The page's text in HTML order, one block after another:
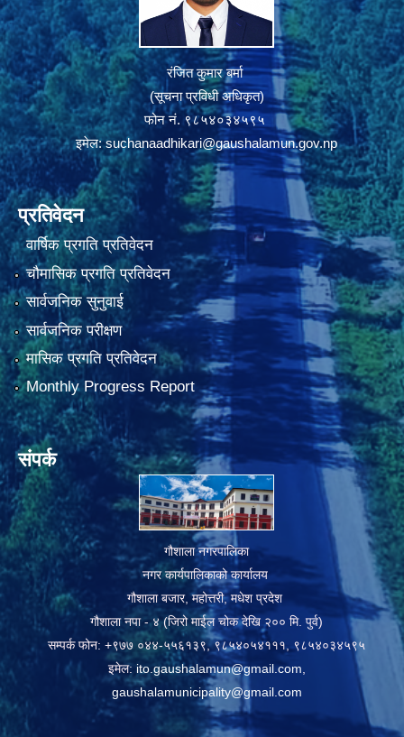
रंजित कुमार बर्मा
(सूचना प्रविधी अधिकृत)
फोन नं. ९८५४०३४५९५
इमेल:suchanaadhikari@gaushalamun.gov.np
प्रतिवेदन
वार्षिक प्रगति प्रतिवेदन
चौमासिक प्रगति प्रतिवेदन
सार्वजनिक सुनुवाई
सार्वजनिक परीक्षण
मासिक प्रगति प्रतिवेदन
Monthly Progress Report
संपर्क
गौशाला नगरपालिका
नगर कार्यपालिकाको कार्यालय
गौशाला बजार, महोत्तरी, मधेश प्रदेश
गौशाला नपा - ४ (जिरो माईल चोक देखि २०० मि. पुर्व)
सम्पर्क फोन: +९७७ ०४४-५५६१३९, ९८५४०५४१११, ९८५४०३४५९५
इमेल: ito.gaushalamun@gmail.com,
gaushalamunicipality@gmail.com